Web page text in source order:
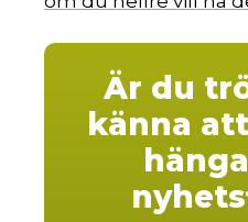
Är du
känna